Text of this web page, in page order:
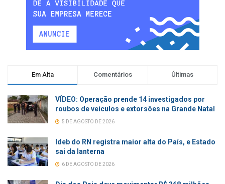
Em Alta Comentários Últimas
VÍDEO: Operação prende 14 investigados por
roubos de veículos e extorsões na Grande Natal
5 DE AGOSTO DE 2026
Ideb do RN registra maior alta do País, e Estado
sai da lanterna
6 DE AGOSTO DE 2026